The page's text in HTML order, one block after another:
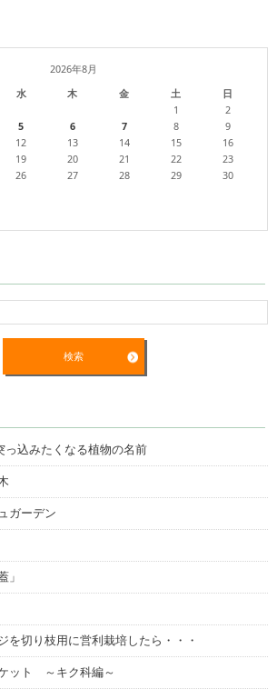
2026年8月
水 木 金 土 日
1
2
5 6 7 8
9
12 13 14 15
16
19 20 21 22
23
26 27 28 29
30
っ込みたくなる植物の名前
ガーデン
」
を切り枝用に営利栽培したら・・・
ット ～キク科編～